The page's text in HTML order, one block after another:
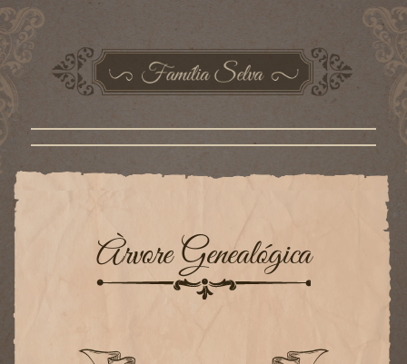
Àrvore Genealógica